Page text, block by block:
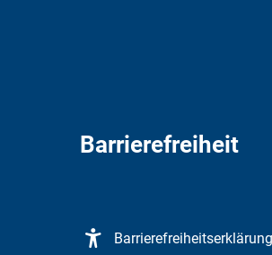
Barrierefreiheit
Barrierefreiheitserklärung